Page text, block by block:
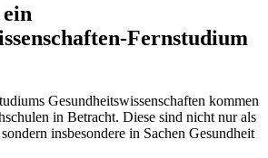
Fernstudium
Gesundheitswissenschaften kommen
in Betracht. Diese sind nicht nur als
insbesondere in Sachen Gesundheit